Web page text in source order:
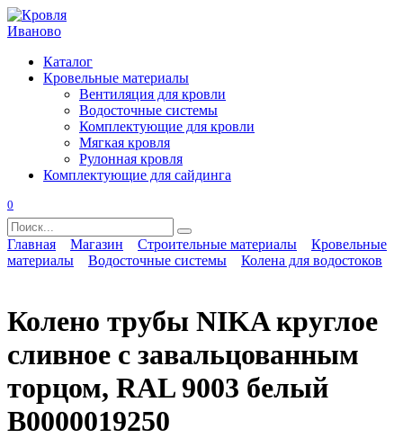
Перейти
к
Каталог
Кровельные материалы
Вентиляция для кровли
Водосточные системы
Комплектующие для кровли
Мягкая кровля
Рулонная кровля
Комплектующие для сайдинга
0
Search
for:
Главная Магазин Строительные материалы
Кровельные
материалы
Водосточные системы Колена для водостоков
Колено трубы NIKA круглое
сливное с завальцованным
торцом, RAL 9003 белый
В0000019250